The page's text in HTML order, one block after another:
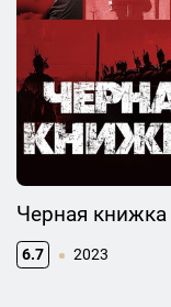
Черная книжка
6.7 2023